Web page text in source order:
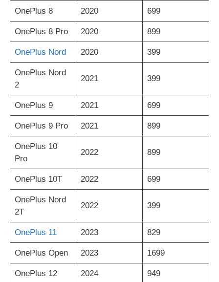
OnePlus 8 2020 699
OnePlus 8 Pro 2020 899
OnePlus Nord 2020 399
OnePlus Nord
2
2021 399
OnePlus 9 2021 699
OnePlus 9 Pro 2021 899
OnePlus 10
Pro
2022 899
OnePlus 10T 2022 699
OnePlus Nord
2T
2022 399
OnePlus 11 2023 829
OnePlus Open 2023 1699
OnePlus 12 2024 949